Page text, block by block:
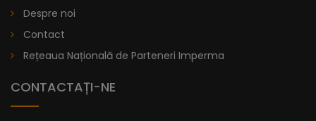
Despre noi
Contact
Rețeaua Națională de Parteneri Imperma
CONTACTAȚI-NE